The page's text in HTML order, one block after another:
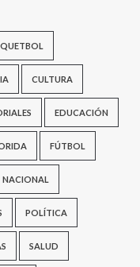
CULTURA
EDUCACIÓN
FÚTBOL
NACIONAL
POLÍTICA
SALUD